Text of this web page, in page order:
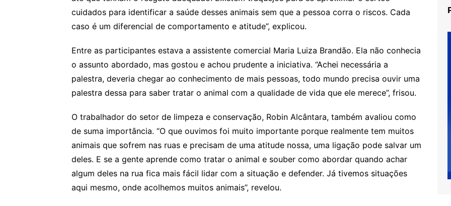
cuidados para identificar a saúde desses animais sem que a pessoa corra o riscos. Cada
caso é um diferencial de comportamento e atitude”, explicou.
Entre as participantes estava a assistente comercial Maria Luiza Brandão. Ela não conhecia
o assunto abordado, mas gostou e achou prudente a iniciativa. “Achei necessária a
palestra, deveria chegar ao conhecimento de mais pessoas, todo mundo precisa ouvir uma
palestra dessa para saber tratar o animal com a qualidade de vida que ele merece”, frisou.
O trabalhador do setor de limpeza e conservação, Robin Alcântara, também avaliou como
de suma importância. “O que ouvimos foi muito importante porque realmente tem muitos
animais que sofrem nas ruas e precisam de uma atitude nossa, uma ligação pode salvar um
deles. E se a gente aprende como tratar o animal e souber como abordar quando achar
algum deles na rua fica mais fácil lidar com a situação e defender. Já tivemos situações
aqui mesmo, onde acolhemos muitos animais”, revelou.